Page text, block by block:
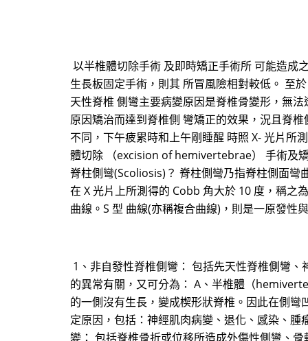
以半椎體切除手術 及即時矯正手術所 可能造成
生長板固定手術，則其 所冒風險相對較低。 至
天性脊椎 側彎主要病變原因是脊椎骨變形，無
原因矯治而達到脊椎側 彎矯正的效果，況且脊
不同，下午疲累時和上午剛睡醒 時照 X- 光片所
體切除 （excision of hemivertebrae） 手術及
脊柱側彎(Scoliosis)？ 脊柱側彎乃指脊柱側面
在 X 光片上所測得的 Cobb 角大於 10 度，稱之
曲線。S 型 曲線(亦稱複合曲線)，則是一原發性
1、非自發性脊椎側彎： 包括先天性脊椎側彎
的異常有關，又可分為： A、半椎體（
的一側沒有生長，變成楔形狀脊椎。因此在側
定原因，包括：神經肌肉病變、退化、感染、
變： 包括脊椎骨折或位移所造成外傷性側彎、